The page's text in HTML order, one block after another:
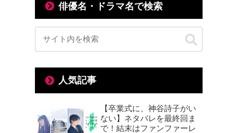
俳優名・ドラマ名で検索
人気記事
【卒業式に、神谷詩子がい
ない】ネタバレを最終回ま
で！結末はファンファーレ